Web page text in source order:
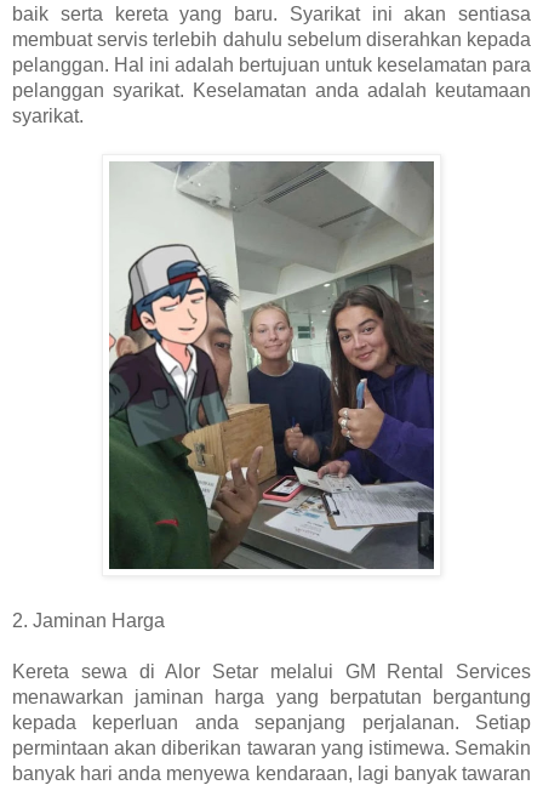
baik serta kereta yang baru. Syarikat ini akan sentiasa
membuat servis terlebih dahulu sebelum diserahkan kepada
pelanggan. Hal ini adalah bertujuan untuk keselamatan para
pelanggan syarikat. Keselamatan anda adalah keutamaan
syarikat.
2. Jaminan Harga
Kereta sewa di Alor Setar melalui GM Rental Services
menawarkan jaminan harga yang berpatutan bergantung
kepada keperluan anda sepanjang perjalanan. Setiap
permintaan akan diberikan tawaran yang istimewa. Semakin
banyak hari anda menyewa kendaraan, lagi banyak tawaran